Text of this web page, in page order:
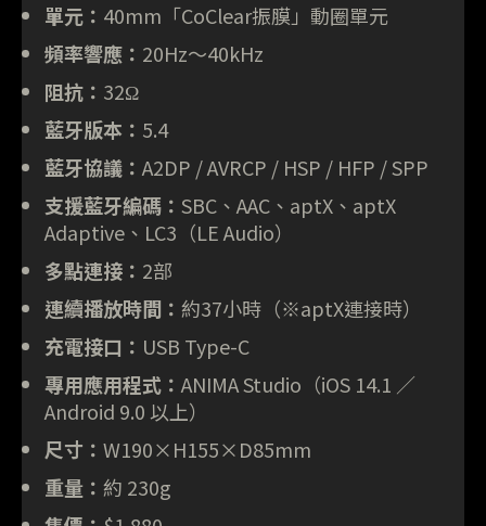
單元： 40mm「CoClear振膜」動圈單元
頻率響應： 20Hz～40kHz
阻抗： 32Ω
藍牙版本： 5.4
藍牙協議： A2DP / AVRCP / HSP / HFP / SPP
支援藍牙編碼： SBC、AAC、aptX、aptX
Adaptive、LC3（LE Audio）
多點連接： 2部
連續播放時間： 約37小時（※aptX連接時）
充電接口： USB Type-C
專用應用程式： ANIMA Studio（iOS 14.1 ／
Android 9.0 以上）
尺寸： W190×H155×D85mm
重量： 約 230g